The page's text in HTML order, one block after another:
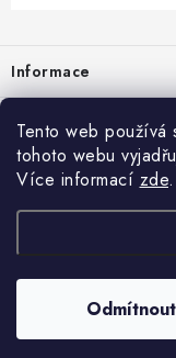
Tento web používá
tohoto webu
Více informací zde.
Odmítnout
Informace
Prodejna
Rady a tipy